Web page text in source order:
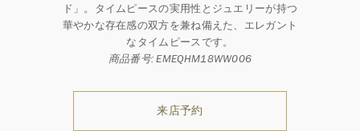
ド」。タイムピースの実用性とジュエリーが持つ
華やかな存在感の双方を兼ね備えた、エレガント
なタイムピースです。
商品番号: EMEQHM18WW006
来店予約